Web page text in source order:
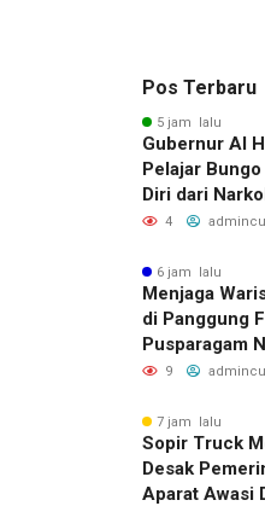
Pos Terbaru
5 jam lalu
Gubernur Al
Pelajar
Diri dari
Judol
4
6 jam lalu
Menjaga
di Panggung
Pusparagam
9
7 jam lalu
Sopir Truck
Desak
Aparat Awasi